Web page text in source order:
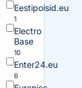
Eestipoisid.eu
1
Electro
Base
10
Enter24.eu
6